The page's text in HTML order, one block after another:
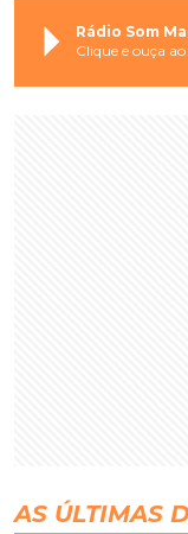
Rádio Som
Clique e ouça
AS ÚLTIMAS